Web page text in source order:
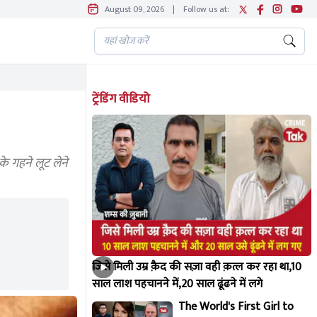
August 09, 2026 | Follow us at:
के गहने लूट लेने
ट्रेंडिंग वीडियो
जिसे मिली उम्र क़ैद की सज़ा वही क़त्ल कर रहा था,10
साल लाश पहचानने में,20 साल ढूंढने में लगे
The World's First Girl to